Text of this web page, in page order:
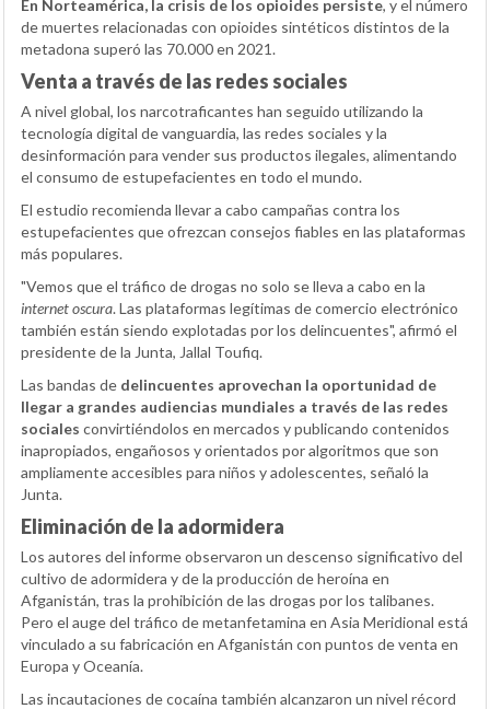
En Norteamérica, la crisis de los opioides persiste, y el número
de muertes relacionadas con opioides sintéticos distintos de la
metadona superó las 70.000 en 2021.
Venta a través de las redes sociales
A nivel global, los narcotraficantes han seguido utilizando la
tecnología digital de vanguardia, las redes sociales y la
desinformación para vender sus productos ilegales, alimentando
el consumo de estupefacientes en todo el mundo.
El estudio recomienda llevar a cabo campañas contra los
estupefacientes que ofrezcan consejos fiables en las plataformas
más populares.
"Vemos que el tráfico de drogas no solo se lleva a cabo en la
internet oscura. Las plataformas legítimas de comercio electrónico
también están siendo explotadas por los delincuentes", afirmó el
presidente de la Junta, Jallal Toufiq.
Las bandas de delincuentes aprovechan la oportunidad de
llegar a grandes audiencias mundiales a través de las redes
sociales convirtiéndolos en mercados y publicando contenidos
inapropiados, engañosos y orientados por algoritmos que son
ampliamente accesibles para niños y adolescentes, señaló la
Junta.
Eliminación de la adormidera
Los autores del informe observaron un descenso significativo del
cultivo de adormidera y de la producción de heroína en
Afganistán, tras la prohibición de las drogas por los talibanes.
Pero el auge del tráfico de metanfetamina en Asia Meridional está
vinculado a su fabricación en Afganistán con puntos de venta en
Europa y Oceanía.
Las incautaciones de cocaína también alcanzaron un nivel récord